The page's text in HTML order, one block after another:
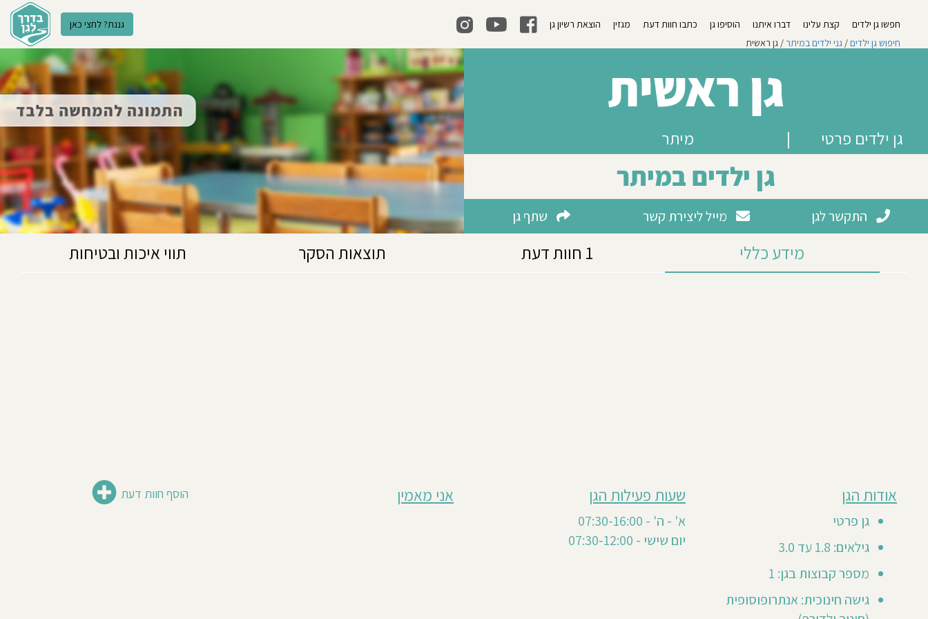
גננת? לחצי כאן חפשו גן ילדים קצת עלינו דברו איתנו הוסיפו גן כתבו חוות דעת מגזין
הוצאת רשיון גן
חיפוש גן ילדים/ גני ילדים במיתר / גן ראשית
גן ראשית
מיתר | גן ילדים פרטי
גן ילדים במיתר
שתף גן מייל ליצירת קשר התקשר לגן
מידע כללי 1 חוות דעת תוצאות הסקר תווי איכות ובטיחות
הוסף חוות דעת אני מאמין שעות פעילות הגן
א' - ה' - 07:30-16:00
יום שישי - 07:30-12:00
אודות הגן
גן פרטי
גילאים: 1.8 עד 3.0
מספר קבוצות בגן: 1
גישה חינוכית: אנתרופוסופית
חוות